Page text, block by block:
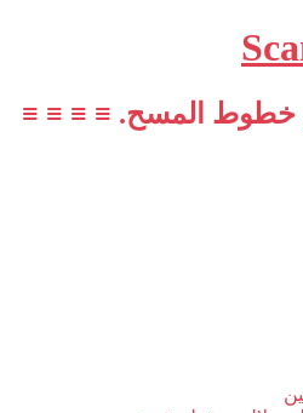
خطوط المسح. ≡ ≡ ≡ ≡